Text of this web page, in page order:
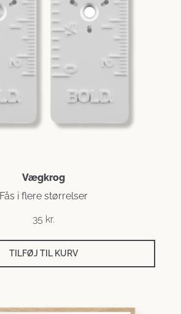
Vægkrog
Fås i flere størrelser
35 kr.
TILFØJ TIL KURV